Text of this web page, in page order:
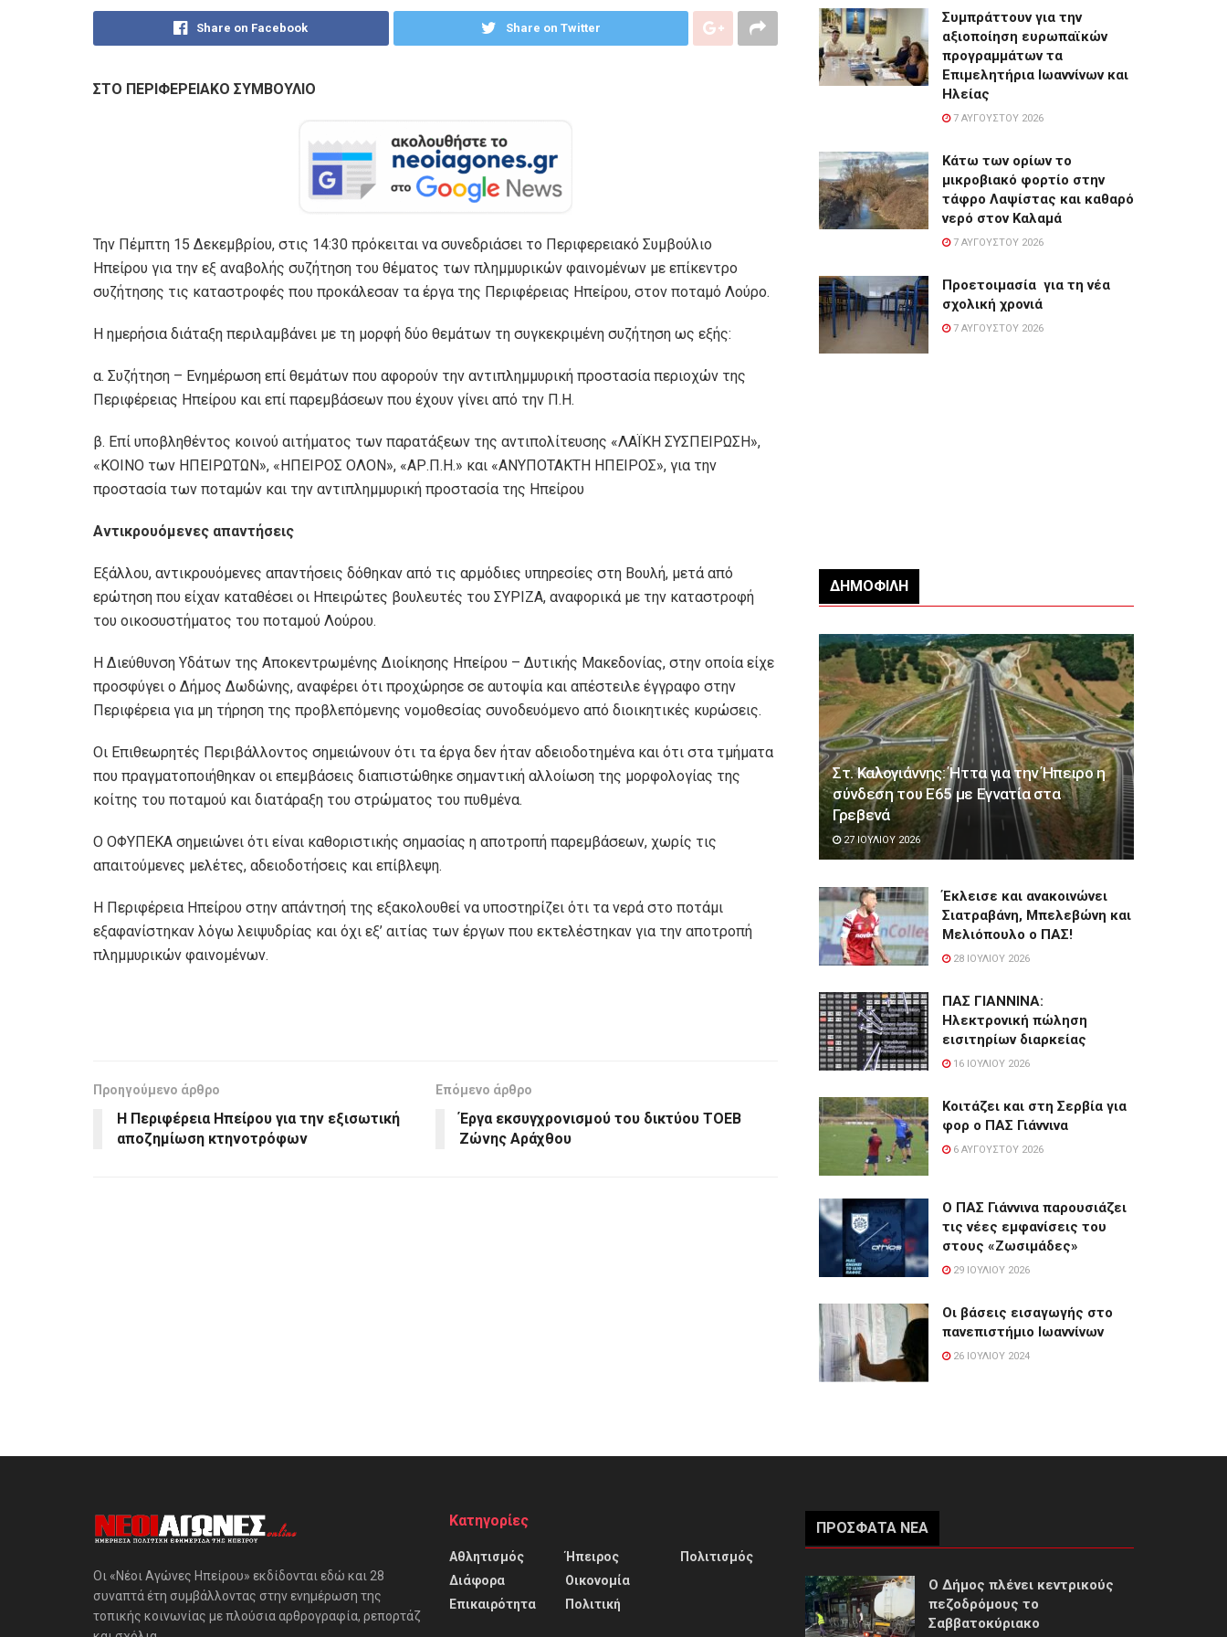
Share on Facebook Share on Twitter
ΣΤΟ ΠΕΡΙΦΕΡΕΙΑΚΟ ΣΥΜΒΟΥΛΙΟ
Την Πέμπτη 15 Δεκεμβρίου, στις 14:30 πρόκειται να συνεδριάσει το Περιφερειακό Συμβούλιο
Ηπείρου για την εξ αναβολής συζήτηση του θέματος των πλημμυρικών φαινομένων με επίκεντρο
συζήτησης τις καταστροφές που προκάλεσαν τα έργα της Περιφέρειας Ηπείρου, στον ποταμό Λούρο.
Η ημερήσια διάταξη περιλαμβάνει με τη μορφή δύο θεμάτων τη συγκεκριμένη συζήτηση ως εξής:
α. Συζήτηση – Ενημέρωση επί θεμάτων που αφορούν την αντιπλημμυρική προστασία περιοχών της
Περιφέρειας Ηπείρου και επί παρεμβάσεων που έχουν γίνει από την Π.Η.
β. Επί υποβληθέντος κοινού αιτήματος των παρατάξεων της αντιπολίτευσης «ΛΑΪΚΗ ΣΥΣΠΕΙΡΩΣΗ»,
«ΚΟΙΝΟ των ΗΠΕΙΡΩΤΩΝ», «ΗΠΕΙΡΟΣ ΟΛΟΝ», «ΑΡ.Π.Η.» και «ΑΝΥΠΟΤΑΚΤΗ ΗΠΕΙΡΟΣ», για την
προστασία των ποταμών και την αντιπλημμυρική προστασία της Ηπείρου
Αντικρουόμενες απαντήσεις
Εξάλλου, αντικρουόμενες απαντήσεις δόθηκαν από τις αρμόδιες υπηρεσίες στη Βουλή, μετά από
ερώτηση που είχαν καταθέσει οι Ηπειρώτες βουλευτές του ΣΥΡΙΖΑ, αναφορικά με την καταστροφή
του οικοσυστήματος του ποταμού Λούρου.
Η Διεύθυνση Υδάτων της Αποκεντρωμένης Διοίκησης Ηπείρου – Δυτικής Μακεδονίας, στην οποία είχε
προσφύγει ο Δήμος Δωδώνης, αναφέρει ότι προχώρησε σε αυτοψία και απέστειλε έγγραφο στην
Περιφέρεια για μη τήρηση της προβλεπόμενης νομοθεσίας συνοδευόμενο από διοικητικές κυρώσεις.
Οι Επιθεωρητές Περιβάλλοντος σημειώνουν ότι τα έργα δεν ήταν αδειοδοτημένα και ότι στα τμήματα
που πραγματοποιήθηκαν οι επεμβάσεις διαπιστώθηκε σημαντική αλλοίωση της μορφολογίας της
κοίτης του ποταμού και διατάραξη του στρώματος του πυθμένα.
Ο ΟΦΥΠΕΚΑ σημειώνει ότι είναι καθοριστικής σημασίας η αποτροπή παρεμβάσεων, χωρίς τις
απαιτούμενες μελέτες, αδειοδοτήσεις και επίβλεψη.
Η Περιφέρεια Ηπείρου στην απάντησή της εξακολουθεί να υποστηρίζει ότι τα νερά στο ποτάμι
εξαφανίστηκαν λόγω λειψυδρίας και όχι εξ’ αιτίας των έργων που εκτελέστηκαν για την αποτροπή
πλημμυρικών φαινομένων.
Προηγούμενο άρθρο
Η Περιφέρεια Ηπείρου για την εξισωτική
αποζημίωση κτηνοτρόφων
Επόμενο άρθρο
Έργα εκσυγχρονισμού του δικτύου ΤΟΕΒ
Ζώνης Αράχθου
Συμπράττουν για την
αξιοποίηση ευρωπαϊκών
προγραμμάτων τα
Επιμελητήρια Ιωαννίνων και
Ηλείας
7 ΑΥΓΟΎΣΤΟΥ 2026
Κάτω των ορίων το
μικροβιακό φορτίο στην
τάφρο Λαψίστας και καθαρό
νερό στον Καλαμά
7 ΑΥΓΟΎΣΤΟΥ 2026
Προετοιμασία για τη νέα
σχολική χρονιά
7 ΑΥΓΟΎΣΤΟΥ 2026
ΔΗΜΟΦΙΛΉ
Στ. Καλογιάννης: Ήττα για την Ήπειρο η
σύνδεση του Ε65 με Εγνατία στα
Γρεβενά
27 ΙΟΥΛΊΟΥ 2026
Έκλεισε και ανακοινώνει
Σιατραβάνη, Μπελεβώνη και
Μελιόπουλο ο ΠΑΣ!
28 ΙΟΥΛΊΟΥ 2026
ΠΑΣ ΓΙΑΝΝΙΝΑ:
Hλεκτρονική πώληση
εισιτηρίων διαρκείας
16 ΙΟΥΛΊΟΥ 2026
Κοιτάζει και στη Σερβία για
φορ ο ΠΑΣ Γιάννινα
6 ΑΥΓΟΎΣΤΟΥ 2026
Ο ΠΑΣ Γιάννινα παρουσιάζει
τις νέες εμφανίσεις του
στους «Ζωσιμάδες»
29 ΙΟΥΛΊΟΥ 2026
Οι βάσεις εισαγωγής στο
πανεπιστήμιο Ιωαννίνων
26 ΙΟΥΛΊΟΥ 2024
Οι «Νέοι Αγώνες Ηπείρου» εκδίδονται εδώ και 28
συναπτά έτη συμβάλλοντας στην ενημέρωση της
τοπικής κοινωνίας με πλούσια αρθρογραφία, ρεπορτάζ
Κατηγορίες
Αθλητισμός
Διάφορα
Επικαιρότητα
Ήπειρος
Οικονομία
Πολιτική
Πολιτισμός
ΠΡΌΣΦΑΤΑ ΝΈΑ
Ο Δήμος πλένει κεντρικούς
πεζοδρόμους το
Σαββατοκύριακο